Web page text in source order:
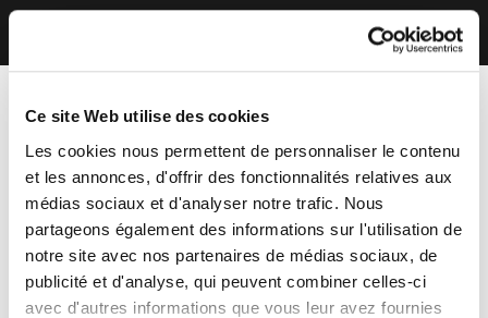
Ce site Web utilise des cookies
Les cookies nous permettent de personnaliser le contenu
et les annonces, d'offrir des fonctionnalités relatives aux
médias sociaux et d'analyser notre trafic. Nous
partageons également des informations sur l'utilisation de
notre site avec nos partenaires de médias sociaux, de
publicité et d'analyse, qui peuvent combiner celles-ci
avec d'autres informations que vous leur avez fournies